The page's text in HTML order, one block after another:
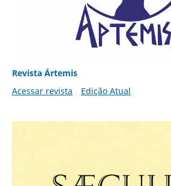
Revista Ártemis
Acessar revista
Edição Atual